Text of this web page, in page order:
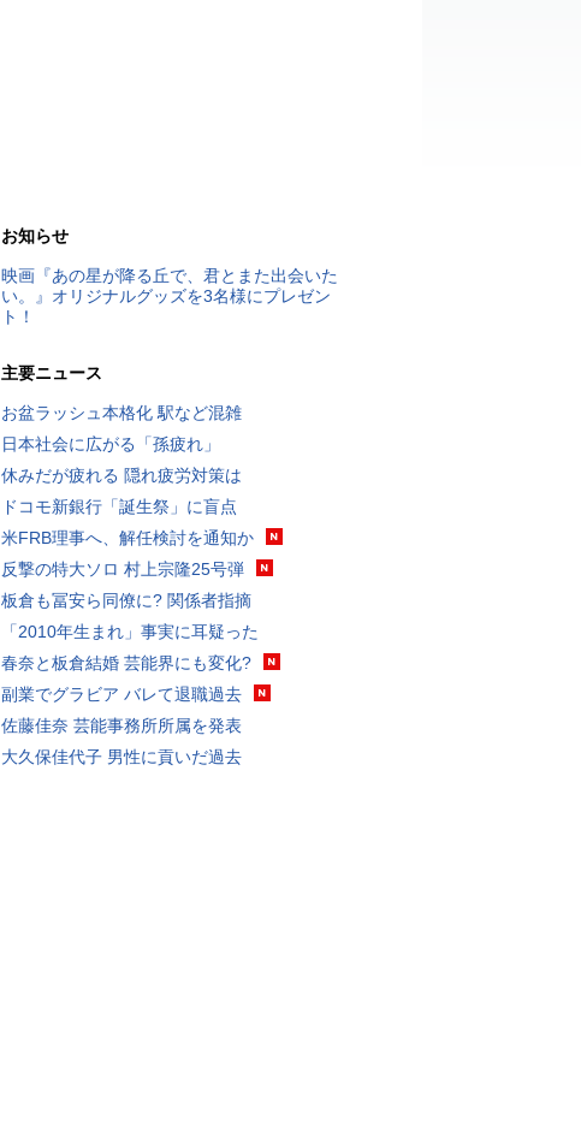
お知らせ
映画『あの星が降る丘で、君とまた出会いた
い。』オリジナルグッズを3名様にプレゼン
ト！
主要ニュース
お盆ラッシュ本格化 駅など混雑
日本社会に広がる「孫疲れ」
休みだが疲れる 隠れ疲労対策は
ドコモ新銀行「誕生祭」に盲点
米FRB理事へ、解任検討を通知か
反撃の特大ソロ 村上宗隆25号弾
板倉も冨安ら同僚に? 関係者指摘
「2010年生まれ」事実に耳疑った
春奈と板倉結婚 芸能界にも変化?
副業でグラビア バレて退職過去
佐藤佳奈 芸能事務所所属を発表
大久保佳代子 男性に貢いだ過去